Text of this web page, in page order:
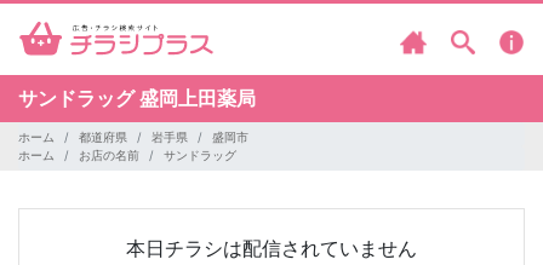
サンドラッグ盛岡上田薬局
ホーム 都道府県 岩手県
盛岡市
ホーム
お店の名前 サンドラッグ
本日チラシは配信されていません